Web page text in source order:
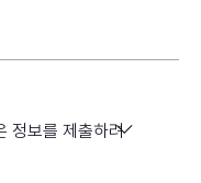
정보를 제출하려